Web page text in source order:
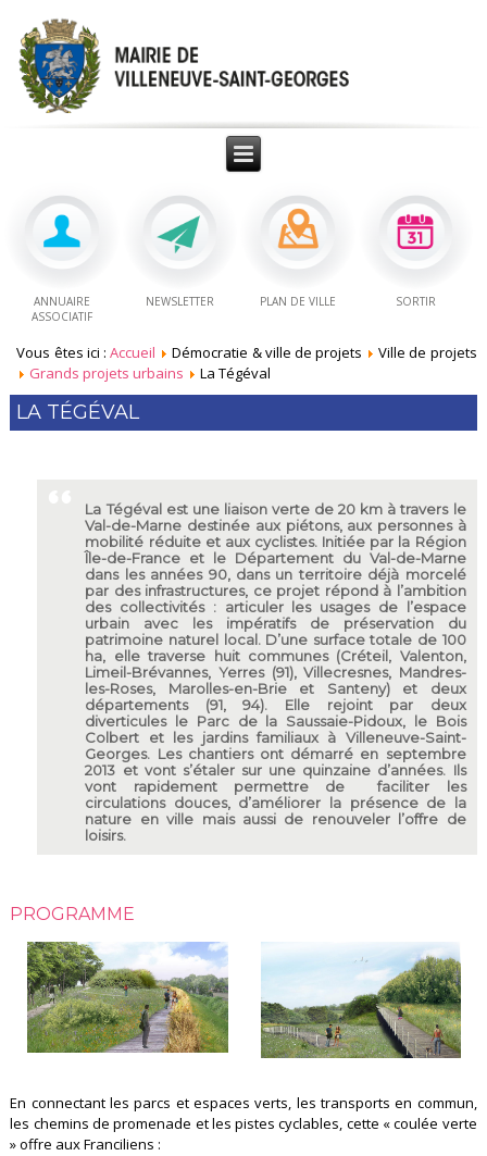
ANNUAIRE
ASSOCIATIF
NEWSLETTER PLAN DE VILLE SORTIR
Vous êtes ici :Accueil Démocratie & ville de projets
Ville de projets
Grands projets urbains
La Tégéval
LA TÉGÉVAL
La Tégéval est une liaison verte de 20 km à travers le
Val-de-Marne destinée aux piétons, aux personnes à
mobilité réduite et aux cyclistes. Initiée par la Région
Île-de-France et le Département du Val-de-Marne
dans les années 90, dans un territoire déjà morcelé
par des infrastructures, ce projet répond à l’ambition
des collectivités : articuler les usages de l’espace
urbain avec les impératifs de préservation du
patrimoine naturel local. D’une surface totale de 100
ha, elle traverse huit communes (Créteil, Valenton,
Limeil-Brévannes, Yerres (91), Villecresnes, Mandres-
les-Roses, Marolles-en-Brie et Santeny) et deux
départements (91, 94). Elle rejoint par deux
diverticules le Parc de la Saussaie-Pidoux, le Bois
Colbert et les jardins familiaux à Villeneuve-Saint-
Georges. Les chantiers ont démarré en septembre
2013 et vont s’étaler sur une quinzaine d’années. Ils
vont rapidement permettre de faciliter les
circulations douces, d’améliorer la présence de la
nature en ville mais aussi de renouveler l’offre de
loisirs.
PROGRAMME
En connectant les parcs et espaces verts, les transports en commun,
les chemins de promenade et les pistes cyclables, cette « coulée verte
» offre aux Franciliens :